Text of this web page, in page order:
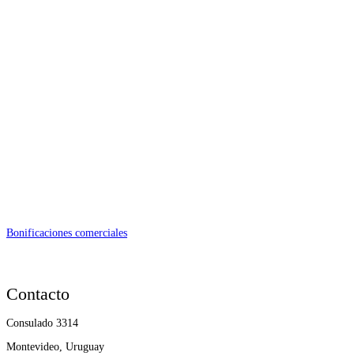
Bonificaciones comerciales
Contacto
Consulado 3314
Montevideo, Uruguay